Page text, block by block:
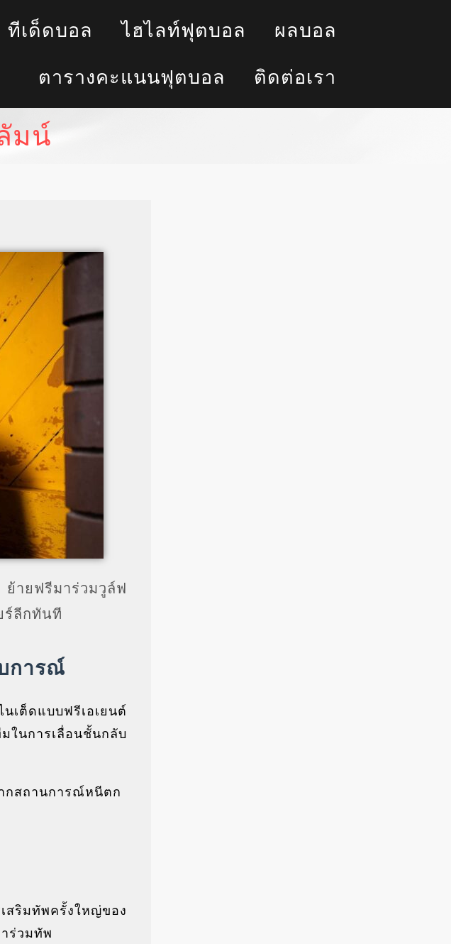
ทีเด็ดบอล ไฮไลท์ฟุตบอล ผลบอล
ตารางคะแนนฟุตบอล ติดต่อเรา
มน์
ายฟรีมาร่วมวูล์ฟ
ร์ลีกทันที
การณ์
เต็ดแบบฟรีเอเยนต์
ในการเลื่อนชั้นกลับ
กสถานการณ์หนีตก
สริมทัพครั้งใหญ่ของ
ร่วมทัพ